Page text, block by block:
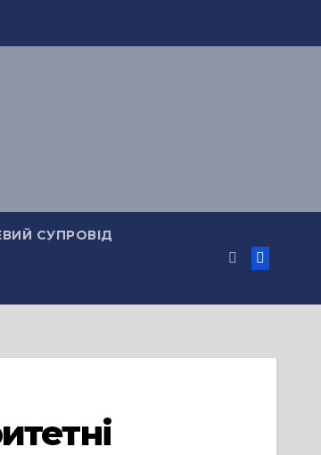
СУПРОВІД